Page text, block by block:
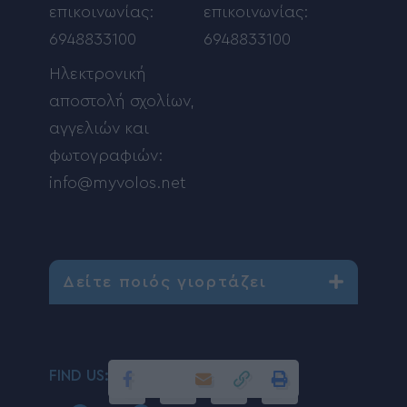
επικοινωνίας:
6948833100
Ηλεκτρονική
αποστολή σχολίων,
αγγελιών και
φωτογραφιών:
info@myvolos.net
επικοινωνίας:
6948833100
Δείτε ποιός γιορτάζει
FIND US: